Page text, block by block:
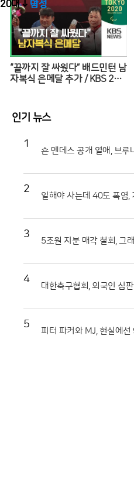
“끝까지 잘 싸웠다” 배드민턴 남
자복식 은메달 추가 / KBS 202
인기 뉴스
20대 ↓여성
1
숀 멘데스 공개 열애, 브루
2
일해야 사는데 40도 폭염,
3
5조원 지분 매각 철회, 그
4
대한축구협회, 외국인 심
5
피터 파커와 MJ, 현실에선
20대 ↓남성